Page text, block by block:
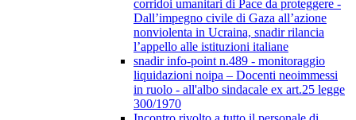
corridoi umanitari di Pace da proteggere -
Dall’impegno civile di Gaza all’azione
nonviolenta in Ucraina, snadir rilancia
l’appello alle istituzioni italiane
snadir info-point n.489 - monitoraggio
liquidazioni noipa – Docenti neoimmessi
in ruolo - all'albo sindacale ex art.25 legge
300/1970